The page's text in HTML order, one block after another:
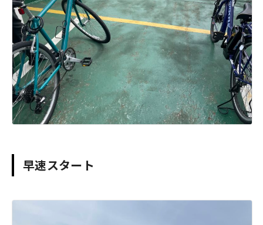
早速スタート